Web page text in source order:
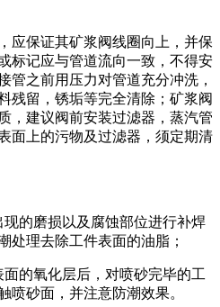
应保证其矿浆阀线圈向上，并保
标记应与管道流向一致，不得安
管之前用压力对管道充分冲洗，
残留，锈垢等完全清除；矿浆阀
，建议阀前安装过滤器，蒸汽管
面上的污物及过滤器，须定期清
的磨损以及腐蚀部位进行补焊
处理去除工件表面的油脂；
的氧化层后，对喷砂完毕的工
喷砂面，并注意防潮效果。